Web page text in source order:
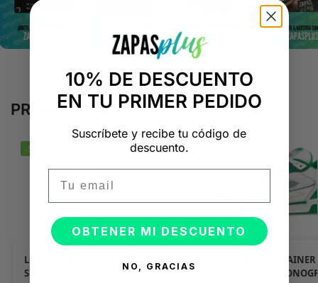
PRODUCTOS RELACIONADOS
-50%
LOUIS VUITTON TRAINER
SNEAKER WHITE
LOUIS VUITTON TRAINER
SNEAKER GREEN
10% DE DESCUENTO
EN TU PRIMER PEDIDO
Suscríbete y recibe tu código de
descuento.
OBTENER MI DESCUENTO
NO, GRACIAS